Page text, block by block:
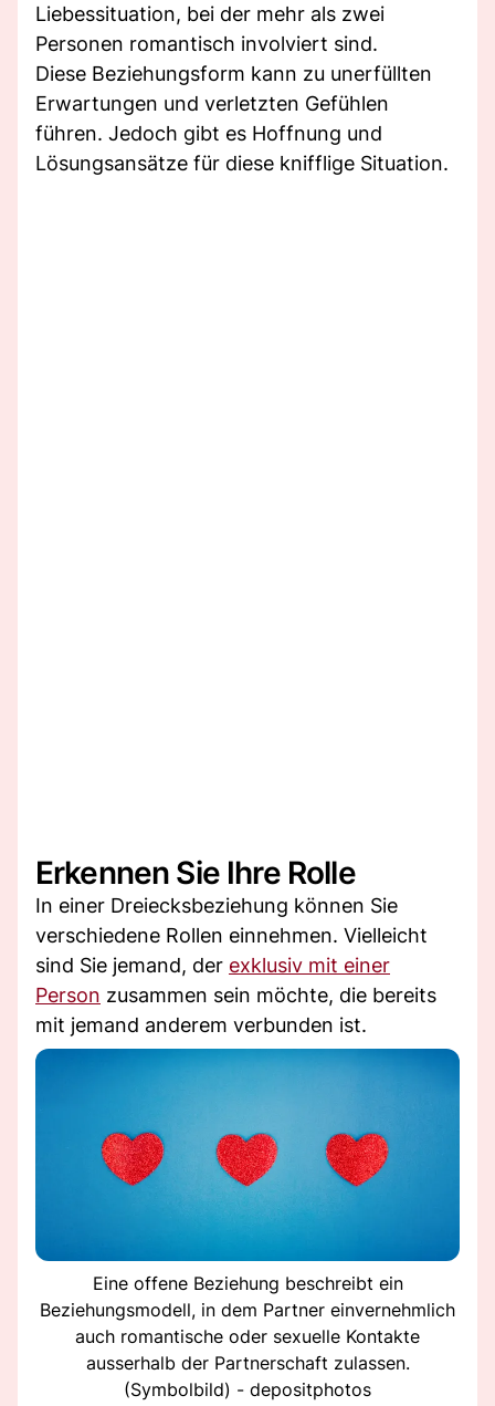
Liebessituation, bei der mehr als zwei
Personen romantisch involviert sind.
Diese Beziehungsform kann zu unerfüllten
Erwartungen und verletzten Gefühlen
führen. Jedoch gibt es Hoffnung und
Lösungsansätze für diese knifflige Situation.
Erkennen Sie Ihre Rolle
In einer Dreiecksbeziehung können Sie
verschiedene Rollen einnehmen. Vielleicht
sind Sie jemand, der exklusiv mit einer
Person zusammen sein möchte, die bereits
mit jemand anderem verbunden ist.
Eine offene Beziehung beschreibt ein
Beziehungsmodell, in dem Partner einvernehmlich
auch romantische oder sexuelle Kontakte
ausserhalb der Partnerschaft zulassen.
(Symbolbild) - depositphotos